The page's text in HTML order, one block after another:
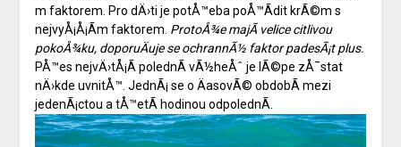
m faktorem. Pro dÄ›ti je potÅ™eba poÅ™Ã­dit krÃ©m s
nejvyÅ¡Å¡Ã­m faktorem. ProtoÅ¾e majÃ­ velice citlivou
pokoÅ¾ku, doporuÄuje se ochrannÃ½ faktor padesÃ¡t plus.
PÅ™es nejvÄ›tÅ¡Ã­ polednÃ­ vÃ½heÅˆ je lÃ©pe zÅ¯stat
nÄ›kde uvnitÅ™. JednÃ¡ se o ÄasovÃ© obdobÃ­ mezi
jedenÃ¡ctou a tÅ™etÃ­ hodinou odpolednÃ­.